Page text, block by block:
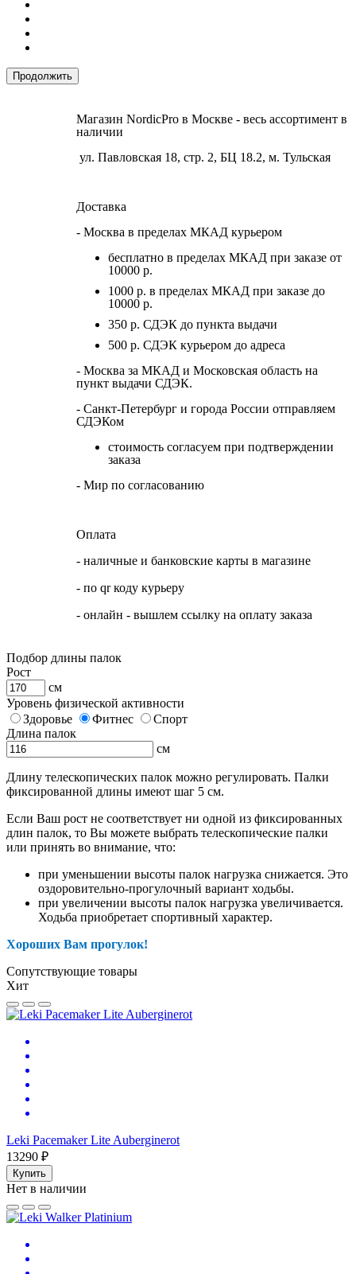
Продолжить
Магазин NordicPro в Москве - весь ассортимент в
наличии
ул. Павловская 18, стр. 2, БЦ 18.2, м. Тульская
Доставка
- Москва в пределах МКАД курьером
бесплатно в пределах МКАД при заказе от
10000 р.
1000 р. в пределах МКАД при заказе до
10000 р.
350 р. СДЭК до пункта выдачи
500 р. СДЭК курьером до адреса
- Москва за МКАД и Московская область на
пункт выдачи СДЭК.
- Санкт-Петербург и города России отправляем
СДЭКом
стоимость согласуем при подтверждении
заказа
- Мир по согласованию
Оплата
- наличные и банковские карты в магазине
- по qr коду курьеру
- онлайн - вышлем ссылку на оплату заказа
Подбор длины палок
Рост
см
Уровень физической активности
Здоровье
Фитнес
Спорт
Длина палок
см
Длину телескопических палок можно регулировать. Палки
фиксированной длины имеют шаг 5 см.
Если Ваш рост не соответствует ни одной из фиксированных
длин палок, то Вы можете выбрать телескопические палки
или принять во внимание, что:
при уменьшении высоты палок нагрузка снижается. Это
оздоровительно-прогулочный вариант ходьбы.
при увеличении высоты палок нагрузка увеличивается.
Ходьба приобретает спортивный характер.
Хороших Вам прогулок!
Сопутствующие товары
Хит
Leki Pacemaker Lite Auberginerot
13290 ₽
Купить
Нет в наличии